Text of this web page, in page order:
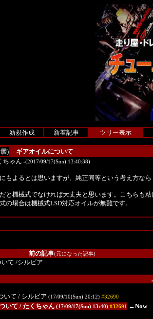
新規作成 新着記事 ツリー表示
)
ギアオイルについて
ちゃん -(2017/09/17(Sun) 13:40:38)
もよるとは思いますが、純正同等という考え方な
と機械式でなければ大丈夫と思います。こちらも
の場合は機械式LSD対応オイルが無難です。
前の記事(元になった記事)
て /シルビア
いて / シルビア (17/09/10(Sun) 20:12) #32690
いて / たくちゃん (17/09/17(Sun) 13:40) #32691 ←Now